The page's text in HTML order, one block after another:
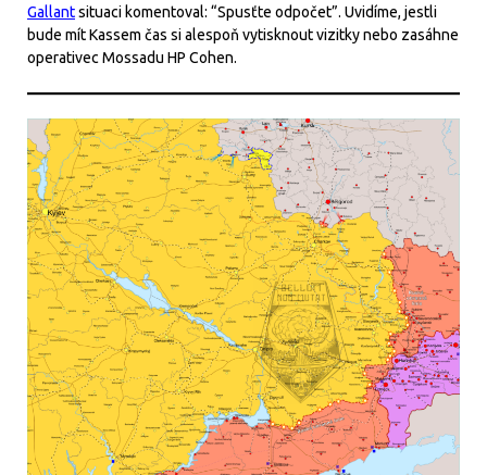
Gallantsituaci komentoval: “Spusťte odpočet”. Uvidíme, jestli
bude mít Kassem čas si alespoň vytisknout vizitky nebo zasáhne
operativec Mossadu HP Cohen.